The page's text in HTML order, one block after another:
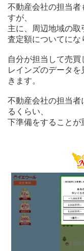
不動産会社の担当者
すが、
主に、周辺地域の取
査定額についてにな
自分が担当して売買
レインズのデータ
きます。
不動産会社の担当者
るくらい、
下準備をすることが